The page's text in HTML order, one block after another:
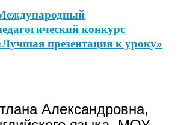
конкурс
презентация к уроку»
Александровна,